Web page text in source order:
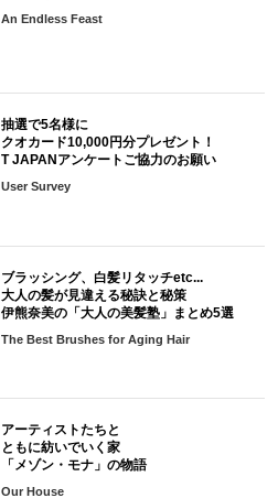
An Endless Feast
抽選で5名様に
クオカード10,000円分プレゼント！
T JAPANアンケートご協力のお願い
User Survey
ブラッシング、白髪リタッチetc...
大人の髪が見違える秘訣と秘策
伊熊奈美の「大人の美髪塾」まとめ5選
The Best Brushes for Aging Hair
アーティストたちと
ともに紡いでいく家
「メゾン・モナ」の物語
Our House